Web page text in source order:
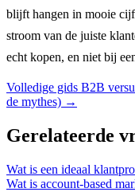
blijft hangen in mooie
stroom van de juiste
echt kopen, en niet bij
Volledige gids B2B
de mythes) →
Gerelateerde
Wat is een ideaal
Wat is account-based